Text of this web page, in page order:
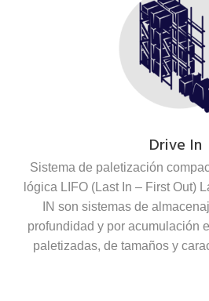
Drive In
Sistema de paletización
lógica LIFO (Last In – First Out)
IN son sistemas de
profundidad y por acumulación
paletizadas, de tamaños y